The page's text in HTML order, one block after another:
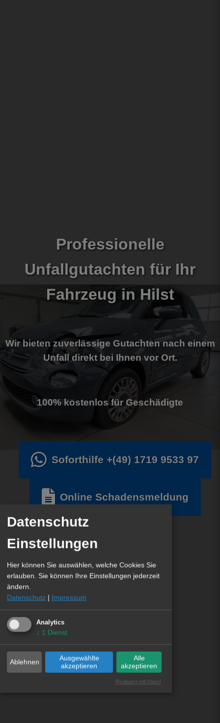
Professionelle
Unfallgutachten für Ihr
Fahrzeug in Hilst
Wir bieten zuverlässige Gutachten nach einem
Unfall direkt bei Ihnen vor Ort.
100% kostenlos für Geschädigte
Soforthilfe +(49) 1719 9533 97
Online Schadensmeldung
Datenschutz
Einstellungen
Hier können Sie auswählen, welche Cookies Sie
erlauben. Sie können Ihre Einstellungen jederzeit
ändern.
Datenschutz | Impressum
Analytics
↓ 1 Dienst
Ablehnen
Ausgewählte
akzeptieren
Alle
akzeptieren
Realisiert mit Klaro!